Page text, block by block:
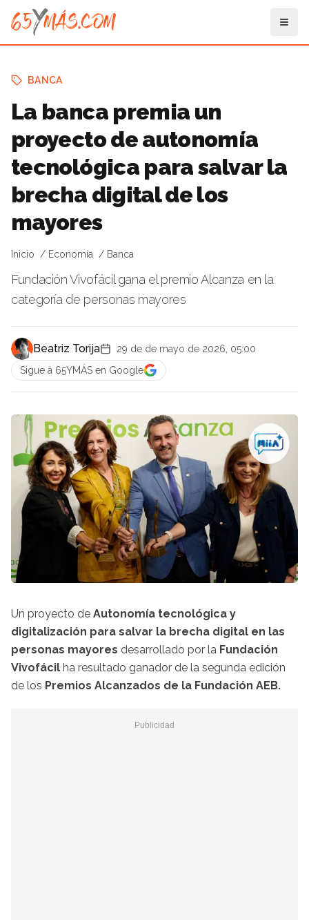
BANCA
La banca premia un
proyecto de autonomía
tecnológica para salvar la
brecha digital de los
mayores
Inicio Economía Banca
Fundación Vivofácil gana el premio Alcanza en la
categoría de personas mayores
Beatriz Torija
29 de de mayo de 2026, 05:00
Sigue a 65YMÁS en Google
Un proyecto de Autonomía tecnológica y
digitalización para salvar la brecha digital en las
personas mayores desarrollado por la Fundación
Vivofácil ha resultado ganador de la segunda edición
de los Premios Alcanzados de la Fundación AEB.